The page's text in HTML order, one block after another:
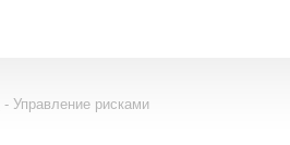
- Управление рисками